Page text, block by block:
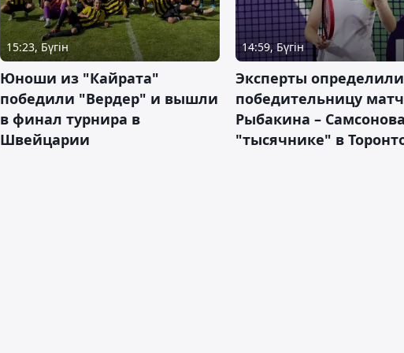
15:23, Бүгін
Юноши из "Кайрата"
победили "Вердер" и вышли
в финал турнира в
Швейцарии
14:59, Бүгін
Эксперты определили
победительницу
Рыбакина –
"тысячнике" в